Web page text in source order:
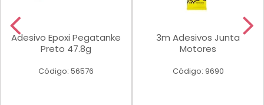
Adesivo Epoxi Pegatanke
Preto 47.8g
Código: 56576
3m Adesivos Junta
Motores
Código: 9690